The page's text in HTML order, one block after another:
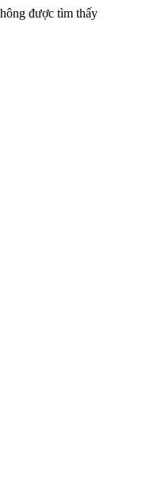
được tìm thấy